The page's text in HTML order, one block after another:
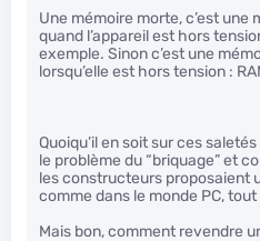
Une mémoire morte, c’est une
quand l’appareil est hors
exemple. Sinon c’est une
lorsqu’elle est hors tension :
Quoiqu’il en soit sur ces
le problème du “briquage” et
les constructeurs proposaient
comme dans le monde PC,
Mais bon, comment revendre